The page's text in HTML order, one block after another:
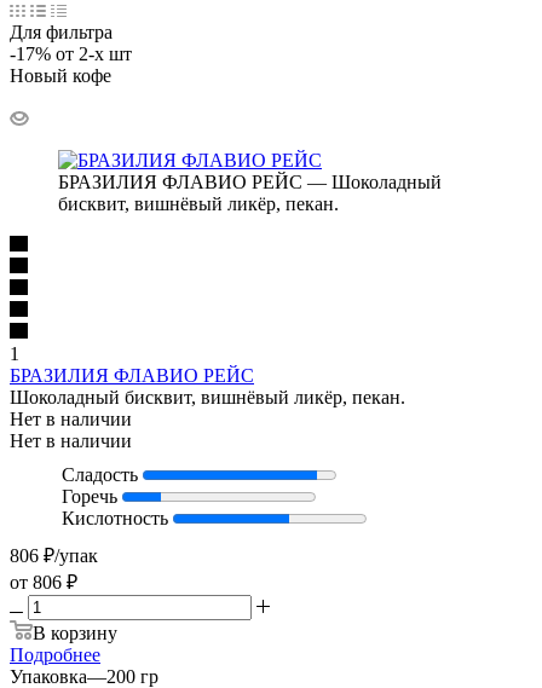
Для фильтра
-17% от 2-х шт
Новый кофе
БРАЗИЛИЯ ФЛАВИО РЕЙС — Шоколадный
бисквит, вишнёвый ликёр, пекан.
1
БРАЗИЛИЯ ФЛАВИО РЕЙС
Шоколадный бисквит, вишнёвый ликёр, пекан.
Нет в наличии
Нет в наличии
Сладость
Горечь
Кислотность
806 ₽/упак
от 806 ₽
В корзину
Подробнее
Упаковка—200 гр